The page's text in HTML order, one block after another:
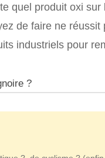
quel produit oxi
de faire ne
industriels pour
?